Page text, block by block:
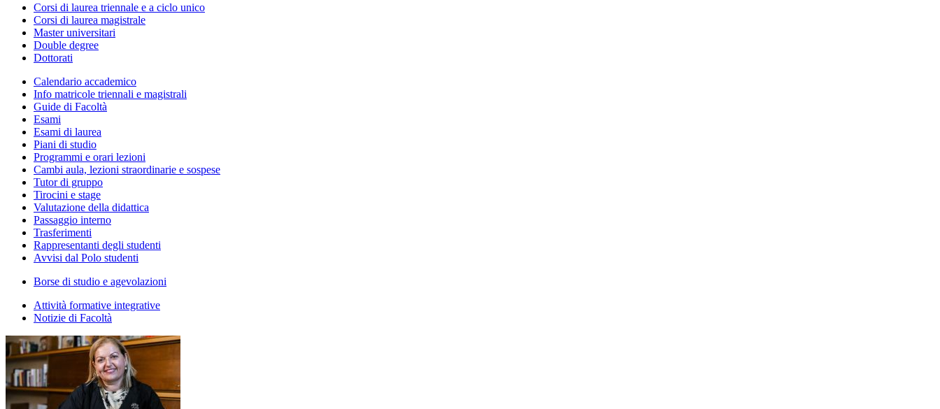
Corsi di laurea triennale e a ciclo unico
Corsi di laurea magistrale
Master universitari
Double degree
Dottorati
Calendario accademico
Info matricole triennali e magistrali
Guide di Facoltà
Esami
Esami di laurea
Piani di studio
Programmi e orari lezioni
Cambi aula, lezioni straordinarie e sospese
Tutor di gruppo
Tirocini e stage
Valutazione della didattica
Passaggio interno
Trasferimenti
Rappresentanti degli studenti
Avvisi dal Polo studenti
Borse di studio e agevolazioni
Attività formative integrative
Notizie di Facoltà